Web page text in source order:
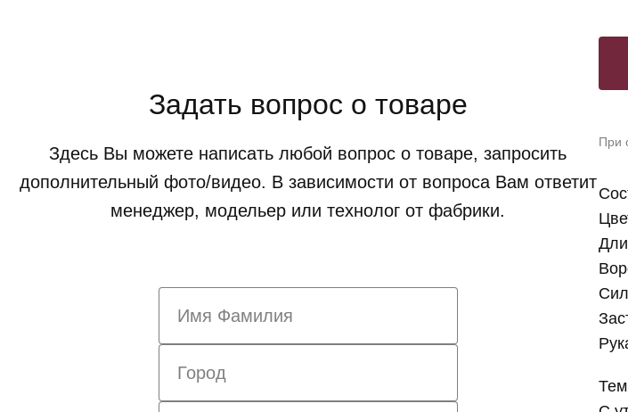
Задать вопрос о товаре
Здесь Вы можете написать любой вопрос о товаре, запросить
дополнительный фото/видео. В зависимости от вопроса Вам ответит
менеджер, модельер или технолог от фабрики.
При